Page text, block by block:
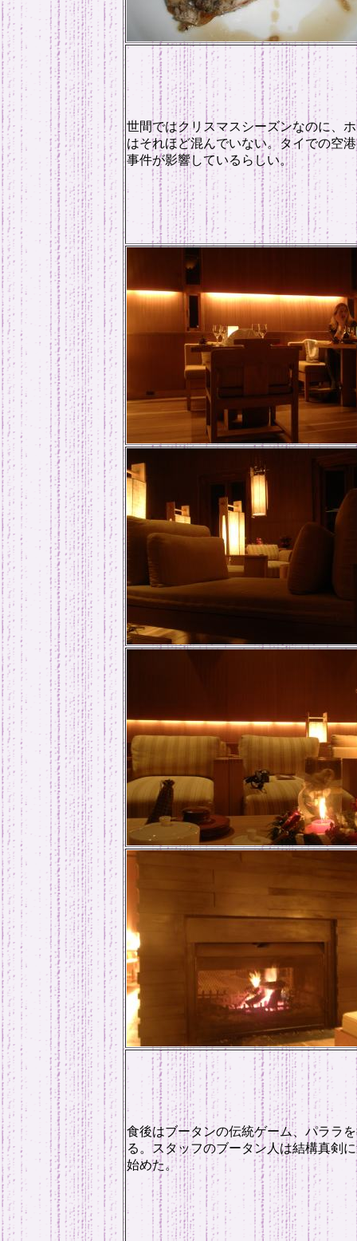
世間ではクリスマスシーズンなのに、
はそれほど混んでいない。タイでの空
事件が影響しているらしい。
食後はブータンの伝統ゲーム、パララ
る。スタッフのブータン人は結構真剣
始めた。